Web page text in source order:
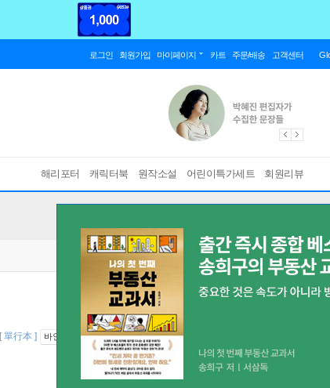
로그인 회원가입 마이페이지 카트 주문/배송 고객센터
해리포터 캐릭터북 원작소설 어린이특가세트 회원리뷰
[ 單行本 ] 바인딩 & 에디션 안내